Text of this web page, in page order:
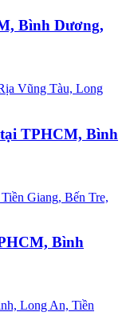
Bình Dương,
TPHCM, Bình
Bình